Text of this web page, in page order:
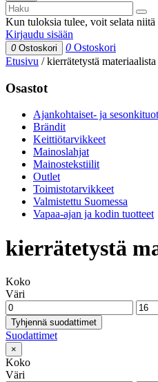
Kun tuloksia tulee, voit selata
Kirjaudu sisään
0 Ostoskori 0 Ostoskori
Etusivu /kierrätetystä materiaalista
Osastot
Ajankohtaiset- ja
Brändit
Keittiötarvikkeet
Mainoslahjat
Mainostekstiilit
Outlet
Toimistotarvikkeet
Valmistettu Suomessa
Vapaa-ajan ja kodin tuotteet
kierrätetystä
Koko
Väri
Tyhjennä suodattimet
Suodattimet
×
Koko
Väri